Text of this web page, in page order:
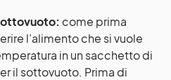
come prima
l’alimento che si vuole
in un sacchetto di
il sottovuoto. Prima di